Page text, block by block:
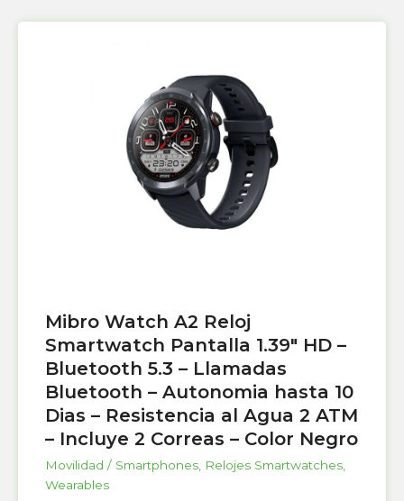
Mibro Watch A2 Reloj
Smartwatch Pantalla 1.39″ HD –
Bluetooth 5.3 – Llamadas
Bluetooth – Autonomia hasta 10
Dias – Resistencia al Agua 2 ATM
– Incluye 2 Correas – Color Negro
Movilidad / Smartphones Relojes Smartwatches
Wearables